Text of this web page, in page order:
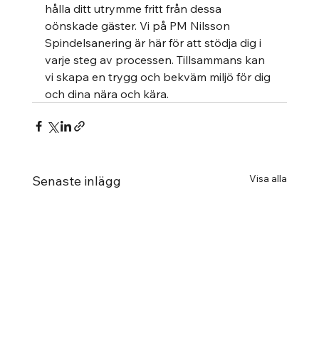
hålla ditt utrymme fritt från dessa
oönskade gäster. Vi på PM Nilsson
Spindelsanering är här för att stödja dig i
varje steg av processen. Tillsammans kan
vi skapa en trygg och bekväm miljö för dig
och dina nära och kära.
Senaste inlägg Visa alla